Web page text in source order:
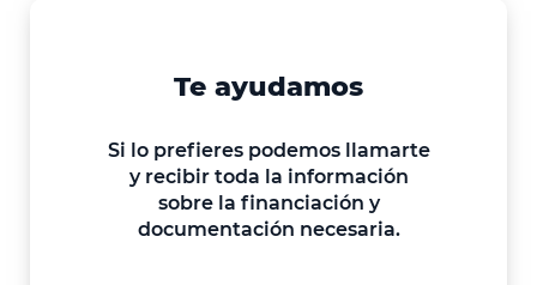
Te ayudamos
Si lo prefieres podemos llamarte
y recibir toda la información
sobre la financiación y
documentación necesaria.